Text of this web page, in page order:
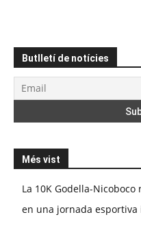
Butlletí de notícies
Més vist
La 10K Godella-
en una jornada